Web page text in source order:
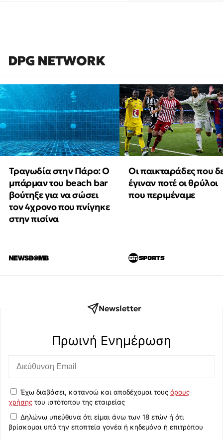
DPG NETWORK
Τραγωδία στην Πάρο: Ο
μπάρμαν του beach bar
βούτηξε για να σώσει
τον 4χρονο που πνίγηκε
στην πισίνα
Οι παικταράδες που
έγιναν ποτέ οι θρύλοι
που περιμέναμε
Newsletter
Πρωινή Eνημέρωση
Έχω διαβάσει, κατανοώ και αποδέχομαι τους όρους
χρήσης του ιστότοπου της εταιρείας
Δηλώνω υπεύθυνα ότι είμαι άνω των 18 ετών ή ότι
βρίσκομαι υπό την εποπτεία γονέα ή κηδεμόνα ή επιτρόπου